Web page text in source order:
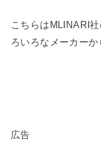
こちらはMLINARI
ろいろなメーカーか
広告